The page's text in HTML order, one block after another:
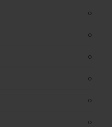
0
0
0
0
0
0